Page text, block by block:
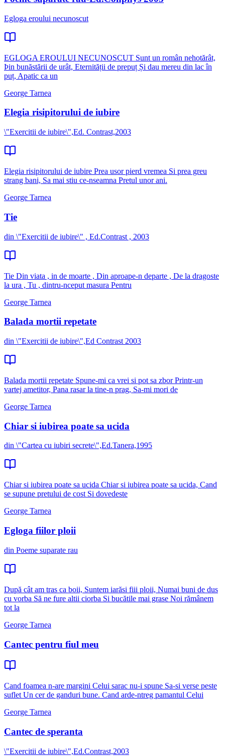
Egloga eroului necunoscut
EGLOGA EROULUI NECUNOSCUT Sunt un român nehotărât,
Þin bunăstării de urât, Eternității de prepuț Și dau mereu din lac în
puț, Apatic ca un
George Tarnea
Elegia risipitorului de iubire
\"Exercitii de iubire\",Ed. Contrast,2003
Elegia risipitorului de iubire Prea usor pierd vremea Si prea greu
strang bani, Sa mai stiu ce-nseamna Pretul unor ani.
George Tarnea
Tie
din \"Exercitii de iubire\" , Ed.Contrast , 2003
Tie Din viata , in de moarte , Din aproape-n departe , De la dragoste
la ura , Tu , dintru-nceput masura Pentru
George Tarnea
Balada mortii repetate
din \"Exercitii de iubire\",Ed Contrast 2003
Balada mortii repetate Spune-mi ca vrei si pot sa zbor Printr-un
vartej ametitor, Pana rasar la tine-n prag, Sa-mi mori de
George Tarnea
Chiar si iubirea poate sa ucida
din \"Cartea cu iubiri secrete\",Ed.Tanera,1995
Chiar si iubirea poate sa ucida Chiar si iubirea poate sa ucida, Cand
se supune pretului de cost Si dovedeste
George Tarnea
Egloga fiilor ploii
din Poeme suparate rau
După cât am tras ca boii, Suntem iarăsi fiii ploii, Numai buni de dus
cu vorba Să ne fure altii ciorba Si bucătile mai grase Noi rămânem
tot la
George Tarnea
Cantec pentru fiul meu
Cand foamea n-are margini Celui sarac nu-i spune Sa-si verse peste
suflet Un cer de ganduri bune. Cand arde-ntreg pamantul Celui
George Tarnea
Cantec de speranta
\"Exercitii de iubire\",Ed.Contrast,2003